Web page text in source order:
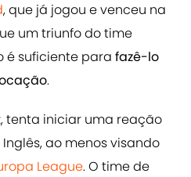
, que já jogou e venceu na
um triunfo do time
é suficiente para fazê-lo
.
tenta iniciar uma reação
ao menos visando
League. O time de